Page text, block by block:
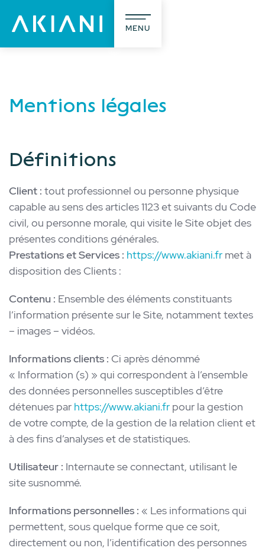
MENU
Notre métier
Réalisations
Blog
Contact
Français English
Mentions légales
Définitions
Client : tout professionnel ou personne physique
capable au sens des articles 1123 et suivants du Code
civil, ou personne morale, qui visite le Site objet des
présentes conditions générales.
Prestations et Services : https://www.akiani.fr met à
disposition des Clients :
Contenu : Ensemble des éléments constituants
l’information présente sur le Site, notamment textes
– images – vidéos.
Informations clients : Ci après dénommé
« Information (s) » qui correspondent à l’ensemble
des données personnelles susceptibles d’être
détenues par https://www.akiani.fr pour la gestion
de votre compte, de la gestion de la relation client et
à des fins d’analyses et de statistiques.
Utilisateur : Internaute se connectant, utilisant le
site susnommé.
Informations personnelles : « Les informations qui
permettent, sous quelque forme que ce soit,
directement ou non, l’identification des personnes